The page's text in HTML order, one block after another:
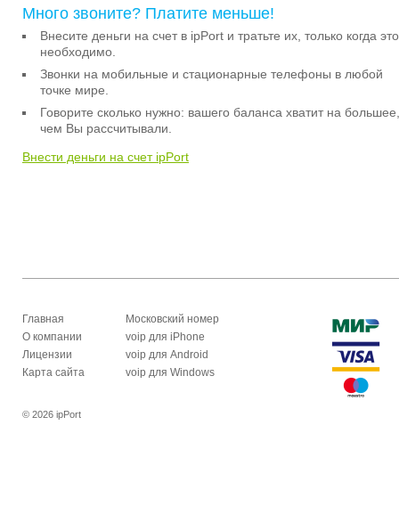
Много звоните? Платите меньше!
Внесите деньги на счет в ipPort и тратьте их, только когда это
необходимо.
Звонки на мобильные и стационарные телефоны в любой
точке мире.
Говорите сколько нужно: вашего баланса хватит на большее,
чем Вы рассчитывали.
Внести деньги на счет ipPort
Главная
О компании
Лицензии
Карта сайта
Московский номер
voip для iPhone
voip для Android
voip для Windows
© 2026 ipPort